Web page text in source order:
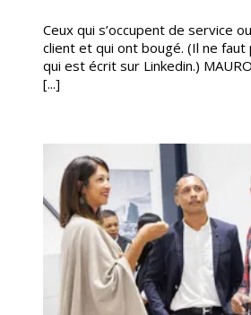
Ceux qui s’occupent de service
client et qui ont bougé. (Il ne
qui est écrit sur Linkedin.)
[...]